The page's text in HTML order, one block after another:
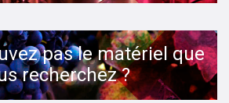
pas le matériel que
recherchez ?